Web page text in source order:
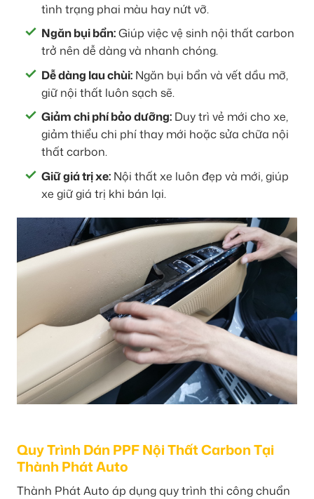
tình trạng phai màu hay nứt vỡ.
Ngăn bụi bẩn:Giúp việc vệ sinh nội thất carbon
trở nên dễ dàng và nhanh chóng.
Dễ dàng lau chùi: Ngăn bụi bẩn và vết dầu mỡ,
giữ nội thất luôn sạch sẽ.
Giảm chi phí bảo dưỡng: Duy trì vẻ mới cho xe,
giảm thiểu chi phí thay mới hoặc sửa chữa nội
thất carbon.
Giữ giá trị xe: Nội thất xe luôn đẹp và mới, giúp
xe giữ giá trị khi bán lại.
Quy Trình Dán PPF Nội Thất Carbon Tại
Thành Phát Auto
Thành Phát Auto áp dụng quy trình thi công chuẩn